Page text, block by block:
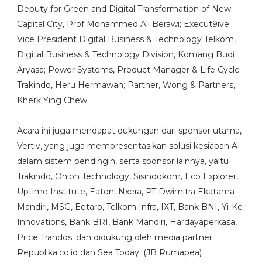
Deputy for Green and Digital Transformation of New
Capital City, Prof Mohammed Ali Berawi; Execut9ive
Vice President Digital Business & Technology Telkom,
Digital Business & Technology Division, Komang Budi
Aryasa; Power Systems, Product Manager & Life Cycle
Trakindo, Heru Hermawan; Partner, Wong & Partners,
Kherk Ying Chew.
Acara ini juga mendapat dukungan dari sponsor utama,
Vertiv, yang juga mempresentasikan solusi kesiapan AI
dalam sistem pendingin, serta sponsor lainnya, yaitu
Trakindo, Onion Technology, Sisindokom, Eco Explorer,
Uptime Institute, Eaton, Nxera, PT Dwimitra Ekatama
Mandiri, MSG, Eetarp, Telkom Infra, IXT, Bank BNI, Yi-Ke
Innovations, Bank BRI, Bank Mandiri, Hardayaperkasa,
Price Trandos; dan didukung oleh media partner
Republika.co.id dan Sea Today. (JB Rumapea)